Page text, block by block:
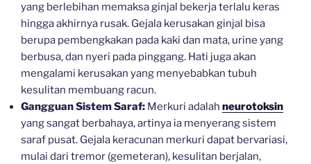
yang berlebihan memaksa ginjal bekerja terlalu keras
hingga akhirnya rusak. Gejala kerusakan ginjal bisa
berupa pembengkakan pada kaki dan mata, urine yang
berbusa, dan nyeri pada pinggang. Hati juga akan
mengalami kerusakan yang menyebabkan tubuh
kesulitan membuang racun.
Gangguan Sistem Saraf: Merkuri adalah neurotoksin
yang sangat berbahaya, artinya ia menyerang sistem
saraf pusat. Gejala keracunan merkuri dapat bervariasi,
mulai dari tremor (gemeteran), kesulitan berjalan,